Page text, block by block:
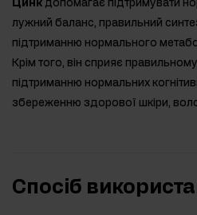
Цинк допомагає підтримувати
лужний баланс, правильний
підтриманню нормального
Крім того, він сприяє
підтриманню нормальних
збереженню здорової шкіри,
Спосіб